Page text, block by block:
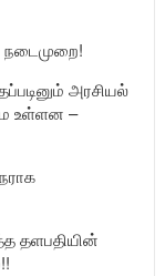
நடைமுறை!
அரசியல்
உள்ளன –
தளபதியின்